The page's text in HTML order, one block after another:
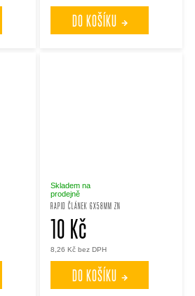
DO KOŠÍKU
RAPID ČLÁNEK 6X58MM ZN
Skladem na
prodejně
8,26 Kč bez DPH
10 Kč
DO KOŠÍKU